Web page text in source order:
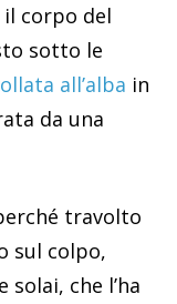
corpo del
sotto le
all’alba in
da una
travolto
sul colpo,
che l’ha